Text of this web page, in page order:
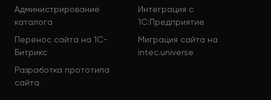
Администрирование
каталога
Интеграция с
1С:Предприятие
Перенос сайта на 1С-
Битрикс
Миграция сайта на
intec.universe
Разработка прототипа
сайта